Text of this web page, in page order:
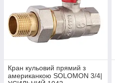
Кран кульовий прямий з
американкою SOLOMON 3/4|